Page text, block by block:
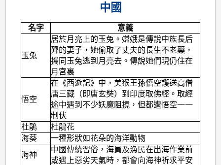
中國
名字 意義
玉兔
居於月亮上的玉兔。嫦娥是傳說中族長后
羿的妻子，她偷取了丈夫的長生不老藥，
攜同玉兔逃到月亮去。傳說她們現仍住在
月宮裏
悟空
在《西遊記》中，美猴王孫悟空護送高僧
唐三藏（即唐玄奘）到印度取佛經。取經
途中遇到不少妖魔阻撓，但都遭悟空一一
制伏
杜鵑
杜鵑花
海葵
一種形狀如花朵的海洋動物
海神
中國傳統習俗，海員及漁民在出海作業前
或遇上惡劣天氣時，都會向海神祈求平安